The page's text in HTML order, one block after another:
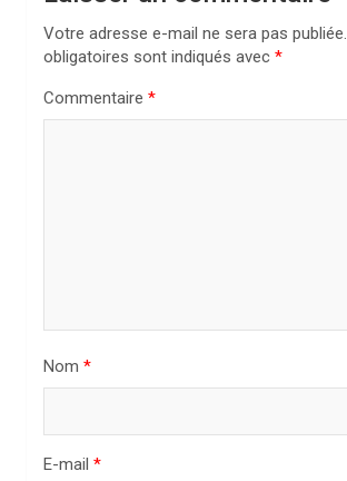
Votre adresse e-mail ne sera pas publiée.
obligatoires sont indiqués avec *
Commentaire *
Nom *
E-mail *